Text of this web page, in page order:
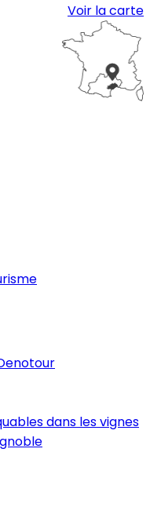
Voir la carte
dans les vignes